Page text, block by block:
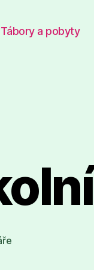
Tábory a pobyty
u